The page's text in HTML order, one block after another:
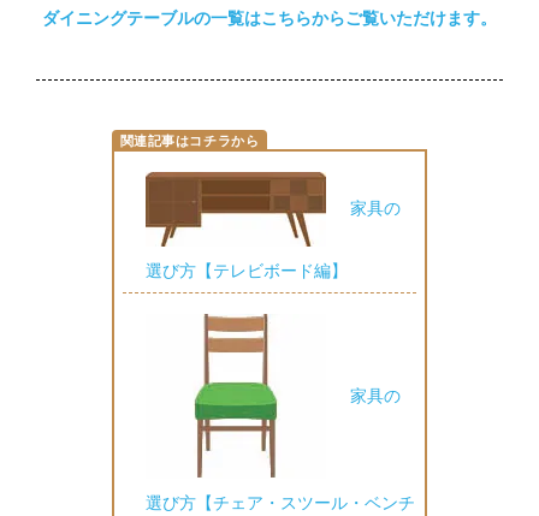
ダイニングテーブルの一覧はこちらからご覧いただけます。
家具の
選び方【テレビボード編】
家具の
選び方【チェア・スツール・ベンチ